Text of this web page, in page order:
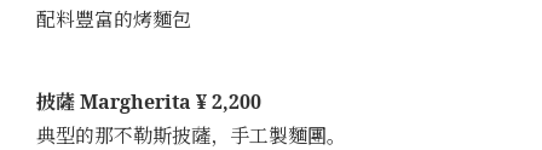
配料豐富的烤麵包
披薩 Margherita ¥ 2,200
典型的那不勒斯披薩，手工製麵團。